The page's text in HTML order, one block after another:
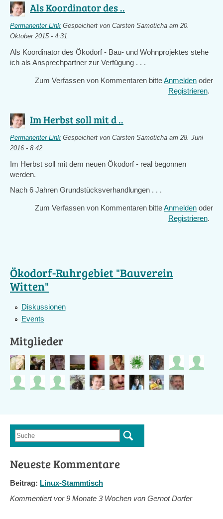
Als Koordinator des ..
Permanenter Link Gespeichert von Carsten Samoticha am 20.
Oktober 2015 - 4:31
Als Koordinator des Ökodorf - Bau- und Wohnprojektes stehe
ich als Ansprechpartner zur Verfügung . . .
Zum Verfassen von Kommentaren bitteAnmelden oder
Registrieren.
Im Herbst soll mit d ..
Permanenter Link Gespeichert von Carsten Samoticha am 28. Juni
2016 - 8:42
Im Herbst soll mit dem neuen Ökodorf - real begonnen
werden.
Nach 6 Jahren Grundstücksverhandlungen . . .
Zum Verfassen von Kommentaren bitteAnmelden oder
Registrieren.
Ökodorf-Ruhrgebiet "Bauverein
Witten"
Diskussionen
Events
Mitglieder
Suchformular
Suche
Neueste Kommentare
Beitrag: Linux-Stammtisch
Kommentiert vor9 Monate 3 Wochen von Gernot Dorfer